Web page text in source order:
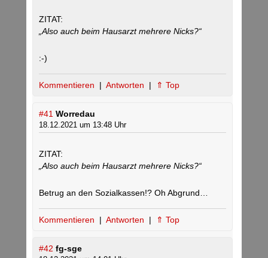
ZITAT:
„Also auch beim Hausarzt mehrere Nicks?“
:-)
Kommentieren | Antworten | ⇑ Top
#41 Worredau
18.12.2021 um 13:48 Uhr
ZITAT:
„Also auch beim Hausarzt mehrere Nicks?“
Betrug an den Sozialkassen!? Oh Abgrund…
Kommentieren | Antworten | ⇑ Top
#42 fg-sge